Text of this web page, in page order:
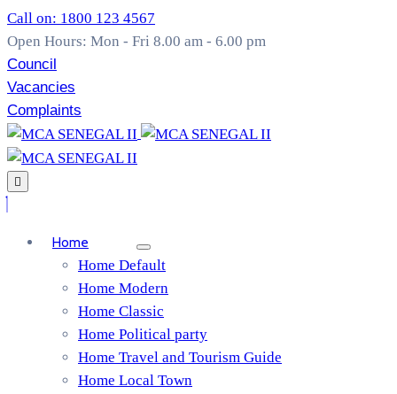
Call on: 1800 123 4567
Open Hours: Mon - Fri 8.00 am - 6.00 pm
Council
Vacancies
Complaints
Home
Home Default
Home Modern
Home Classic
Home Political party
Home Travel and Tourism Guide
Home Local Town